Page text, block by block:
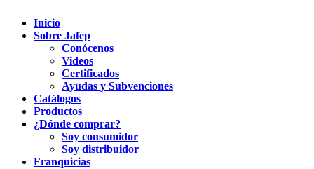
Inicio
Sobre Jafep
Conócenos
Videos
Certificados
Ayudas y Subvenciones
Catálogos
Productos
¿Dónde comprar?
Soy consumidor
Soy distribuidor
Franquicias